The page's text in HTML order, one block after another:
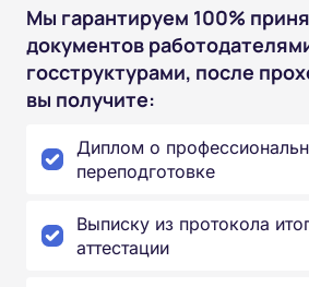
Мы гарантируем 100%
документов
госструктурами, после
вы получите:
Диплом о
переподготовке
Выписку из протокола
аттестации